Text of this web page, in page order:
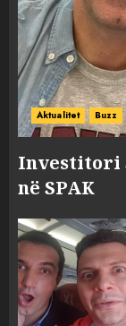
Aktualitet Buzz
Investitori
në SPAK